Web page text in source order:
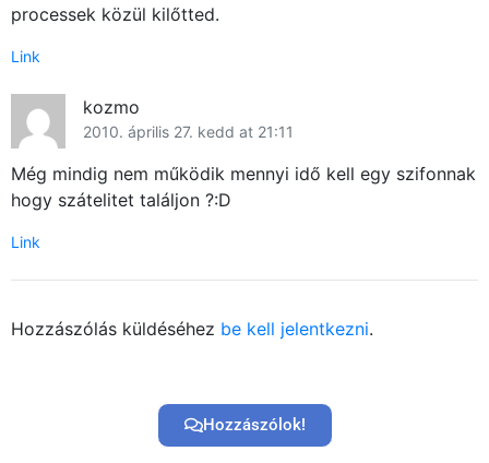
processek közül kilőtted.
Link
kozmo
2010. április 27. kedd at 21:11
Még mindig nem működik mennyi idő kell egy szifonnak
hogy szátelitet találjon ?:D
Link
Hozzászólás küldéséhez be kell jelentkezni.
Hozzászólok!